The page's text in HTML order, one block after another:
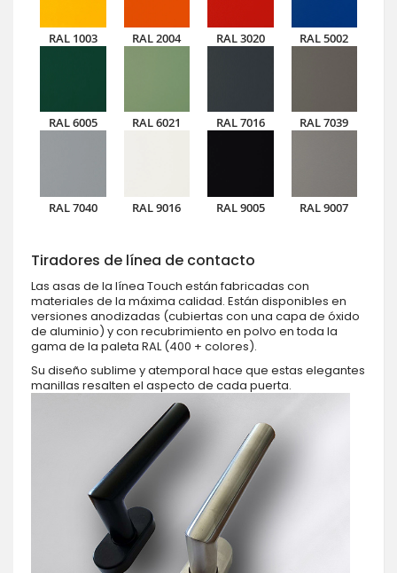
RAL 1003 RAL 2004 RAL 3020 RAL 5002
RAL 6005 RAL 6021 RAL 7016 RAL 7039
RAL 7040 RAL 9016 RAL 9005 RAL 9007
Tiradores de línea de contacto
Las asas de la línea Touch están fabricadas con
materiales de la máxima calidad. Están disponibles en
versiones anodizadas (cubiertas con una capa de óxido
de aluminio) y con recubrimiento en polvo en toda la
gama de la paleta RAL (400 + colores).
Su diseño sublime y atemporal hace que estas elegantes
manillas resalten el aspecto de cada puerta.